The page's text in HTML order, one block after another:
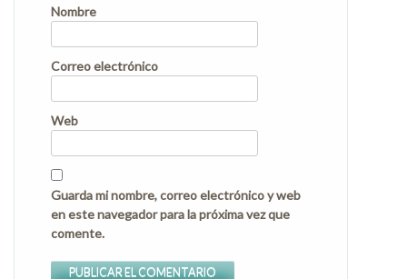
Nombre
Correo electrónico
Web
Guarda mi nombre, correo electrónico y web
en este navegador para la próxima vez que
comente.